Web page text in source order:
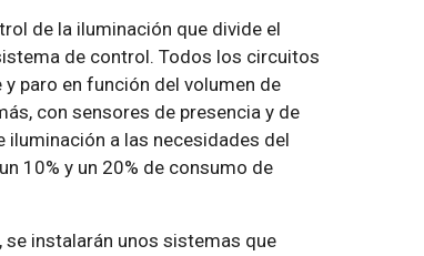
de la iluminación que divide el
de control. Todos los circuitos
paro en función del volumen de
con sensores de presencia y de
iluminación a las necesidades del
10% y un 20% de consumo de
se instalarán unos sistemas que